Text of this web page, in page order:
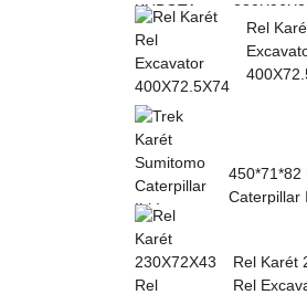
KUBOTA
KN36
Rel
450*71*82
Caterpillar
Rel Karét
Rel